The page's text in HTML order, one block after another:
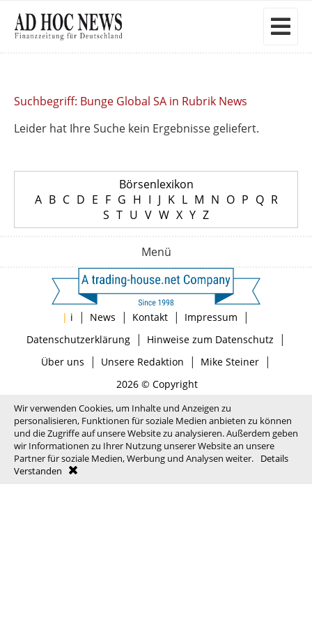
Suchbegriff: Bunge Global SA in Rubrik News
Leider hat Ihre Suche kein Ergebnisse geliefert.
Börsenlexikon
A B C D E F G H I J K L M N O P Q R
S T U V W X Y Z
Menü
| i | News | Kontakt | Impressum |
Datenschutzerklärung| Hinweise zum Datenschutz |
Über uns | Unsere Redaktion | Mike Steiner|
2026 © Copyright
Wir verwenden Cookies, um Inhalte und Anzeigen zu
personalisieren, Funktionen für soziale Medien anbieten zu können
und die Zugriffe auf unsere Website zu analysieren. Außerdem geben
wir Informationen zu Ihrer Nutzung unserer Website an unsere
Partner für soziale Medien, Werbung und Analysen weiter.
Details
Verstanden